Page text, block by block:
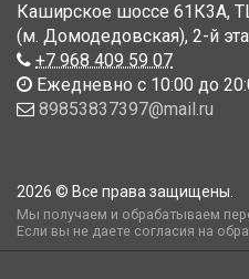
Каширское шоссе 61К3А,
(м. Домодедовская), 2-й
+7 968 409 59 07
Ежедневно с 10:00 до
89853837397@mail.ru
2026 © Все права защищены.
Мы получаем и обрабатываем
Если вы не даете согласия на